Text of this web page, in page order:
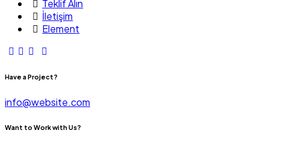
Teklif Alın
İletişim
Element
Have a Project?
info@website.com
Want to Work with Us?